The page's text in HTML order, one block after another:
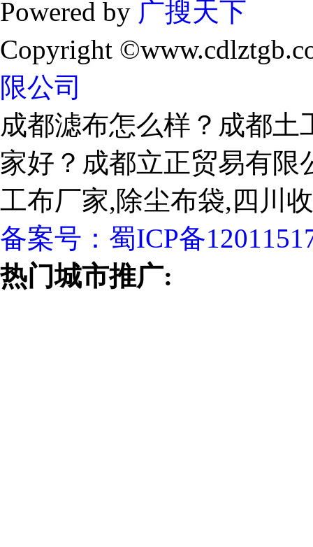
Powered by 广搜天下
Copyright
限公司
成都滤布怎么样？成都
家好？成都立正贸易有
工布厂家,除尘布袋,四川
备案号： 蜀ICP备
热门城市推广: